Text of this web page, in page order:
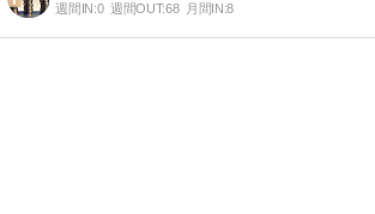
週間IN:0 週間OUT:68 月間IN:8